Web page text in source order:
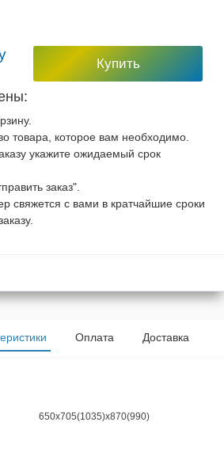
Купить
товара, которое вам необходимо.
укажите ожидаемый срок
заказ".
свяжется с вами в кратчайшие сроки
Оплата Доставка
650х705(1035)х870(990)